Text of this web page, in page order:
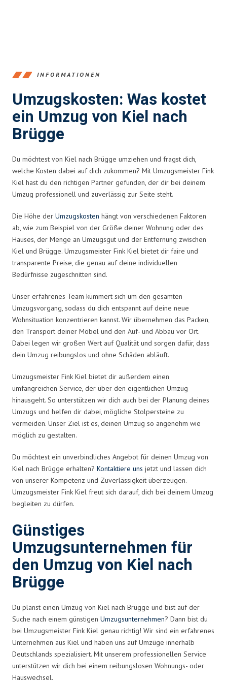
INFORMATIONEN
Umzugskosten: Was kostet
ein Umzug von Kiel nach
Brügge
Du möchtest von Kiel nach Brügge umziehen und fragst dich,
welche Kosten dabei auf dich zukommen? Mit Umzugsmeister Fink
Kiel hast du den richtigen Partner gefunden, der dir bei deinem
Umzug professionell und zuverlässig zur Seite steht.
Die Höhe der Umzugskosten hängt von verschiedenen Faktoren
ab, wie zum Beispiel von der Größe deiner Wohnung oder des
Hauses, der Menge an Umzugsgut und der Entfernung zwischen
Kiel und Brügge. Umzugsmeister Fink Kiel bietet dir faire und
transparente Preise, die genau auf deine individuellen
Bedürfnisse zugeschnitten sind.
Unser erfahrenes Team kümmert sich um den gesamten
Umzugsvorgang, sodass du dich entspannt auf deine neue
Wohnsituation konzentrieren kannst. Wir übernehmen das Packen,
den Transport deiner Möbel und den Auf- und Abbau vor Ort.
Dabei legen wir großen Wert auf Qualität und sorgen dafür, dass
dein Umzug reibungslos und ohne Schäden abläuft.
Umzugsmeister Fink Kiel bietet dir außerdem einen
umfangreichen Service, der über den eigentlichen Umzug
hinausgeht. So unterstützen wir dich auch bei der Planung deines
Umzugs und helfen dir dabei, mögliche Stolpersteine zu
vermeiden. Unser Ziel ist es, deinen Umzug so angenehm wie
möglich zu gestalten.
Du möchtest ein unverbindliches Angebot für deinen Umzug von
Kiel nach Brügge erhalten? Kontaktiere uns jetzt und lassen dich
von unserer Kompetenz und Zuverlässigkeit überzeugen.
Umzugsmeister Fink Kiel freut sich darauf, dich bei deinem Umzug
begleiten zu dürfen.
Günstiges
Umzugsunternehmen für
den Umzug von Kiel nach
Brügge
Du planst einen Umzug von Kiel nach Brügge und bist auf der
Suche nach einem günstigen Umzugsunternehmen? Dann bist du
bei Umzugsmeister Fink Kiel genau richtig! Wir sind ein erfahrenes
Unternehmen aus Kiel und haben uns auf Umzüge innerhalb
Deutschlands spezialisiert. Mit unserem professionellen Service
unterstützen wir dich bei einem reibungslosen Wohnungs- oder
Hauswechsel.